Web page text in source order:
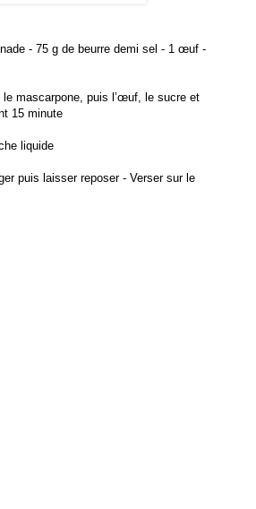
- 75 g de beurre demi sel - 1 œuf -
mascarpone, puis l’œuf, le sucre et
15 minute
liquide
puis laisser reposer - Verser sur le